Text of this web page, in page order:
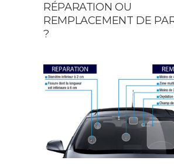
This
field
should
left
blank
RÉPARATION OU
REMPLACEMENT DE
?